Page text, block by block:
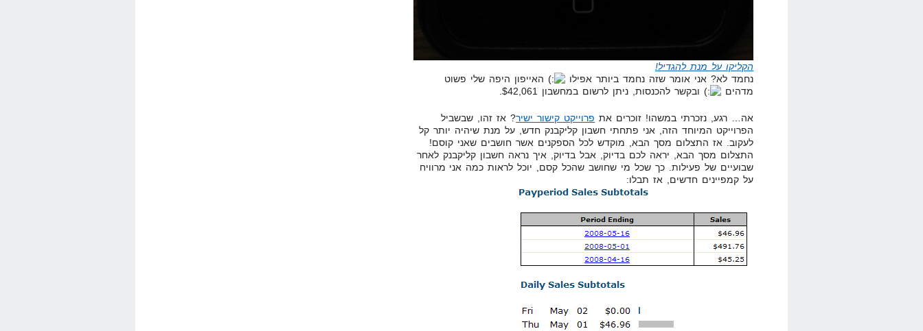
הקליקו על מנת להגדיל!
נחמד לא? אני אומר שזה נחמד ביותר אפילו
האייפון היפה שלי פשוט
מדהים
ובקשר להכנסות, ניתן לרשום במחשבון $42,061.
אה… רגע, נזכרתי במשהו! זוכרים את פרוייקט קישור ישיר? אז זהו, שבשביל
הפרוייקט המיוחד הזה, אני פתחתי חשבון קליקבנק חדש, על מנת שיהיה יותר קל
לעקוב. אז התצלום מסך הבא, מוקדש לכל הספקנים אשר חושבים שאני קוסם!
התצלום מסך הבא, יראה לכם בדיוק, אבל בדיוק, איך נראה חשבון קליקבנק לאחר
שבועיים של פעילות. כך שכל מי שחושב שהכל קסם, יוכל לראות כמה אני מרוויח
על קמפיינים חדשים, אז תבלו: